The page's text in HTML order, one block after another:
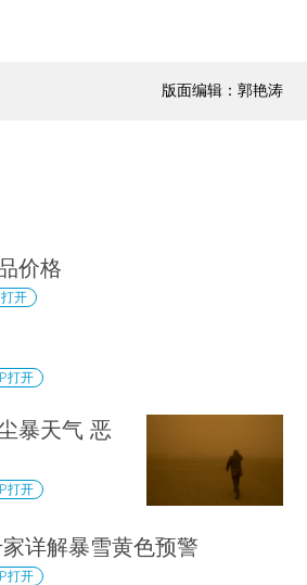
版面编辑：郭艳涛
价格
开
打开
暴天气 恶
打开
详解暴雪黄色预警
打开